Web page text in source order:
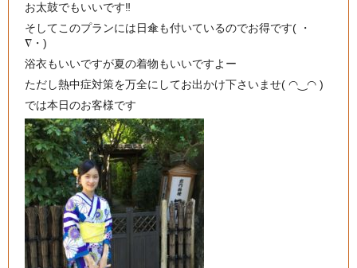
お太鼓でもいいです‼️
そしてこのプランには日傘も付いているのでお得です( ・
∇・)
浴衣もいいですが夏の着物もいいですよー
ただし熱中症対策を万全にしてお出かけ下さいませ( ◠‿◠ )
では本日のお客様です